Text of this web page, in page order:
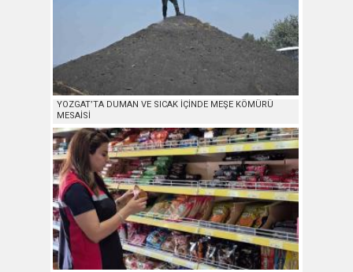
YOZGAT’TA DUMAN VE SICAK İÇİNDE MEŞE KÖMÜRÜ
MESAİSİ